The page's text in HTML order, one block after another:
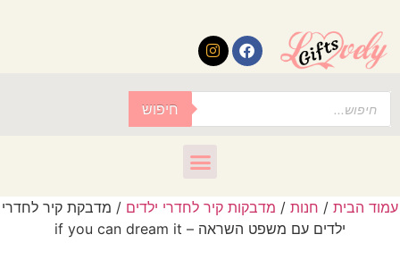
חיפוש
עמוד הבית / חנות / מדבקות קיר לחדרי ילדים / מדבקת קיר לחדרי
ילדים עם משפט השראה – if you can dream it